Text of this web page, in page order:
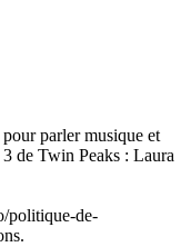
parler musique et
de Twin Peaks : Laura
politique-de-